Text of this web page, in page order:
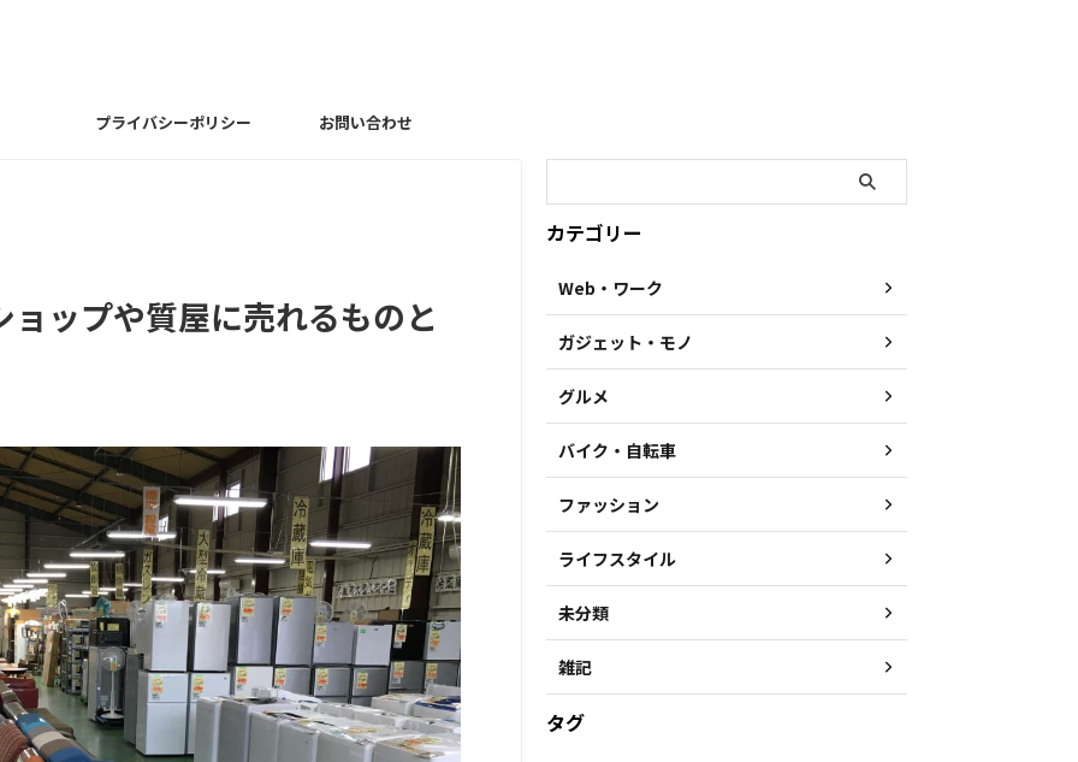
プライバシーポリシー お問い合わせ
ップや質屋に売れるものと
カテゴリー
Web・ワーク
ガジェット・モノ
グルメ
バイク・自転車
ファッション
ライフスタイル
未分類
雑記
タグ